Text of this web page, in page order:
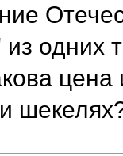
одних
цена